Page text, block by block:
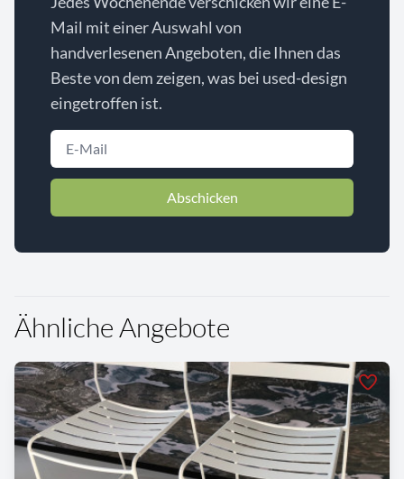
Mail mit einer Auswahl von
handverlesenen Angeboten, die Ihnen das
Beste von dem zeigen, was bei used-design
eingetroffen ist.
Abschicken
Ähnliche Angebote